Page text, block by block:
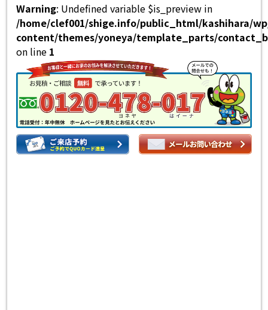
Warning: Undefined variable $is_preview in
/home/clef001/shige.info/public_html/kashihara/
content/themes/yoneya/template_parts/
on line 1